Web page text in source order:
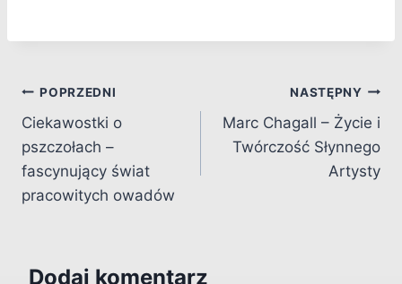
Nawigacja
wpisu
POPRZEDNI
Ciekawostki o
pszczołach –
fascynujący świat
pracowitych owadów
NASTĘPNY
Marc Chagall – Życie i
Twórczość Słynnego
Artysty
Dodaj komentarz